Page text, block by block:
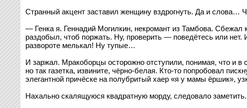
Странный акцент заставил женщину вздрогнуть. Да и слова…
— Генка я. Геннадий Могилкин, некромант из Тамбова. Сбежал
раздобыл, чтоб поржать. Ну, проверить — поведётесь или
развороте мелькал! Ну тупые…
И заржал. Мракоборцы осторожно отступили, понимая, что и
но так газетка, извините, чёрно-белая. Кто-то попробовал
элегантной причёске на полубритый хаер «я у мамы ёршик»,
Нахально скалящуюся квадратную морду, следовало заметить.